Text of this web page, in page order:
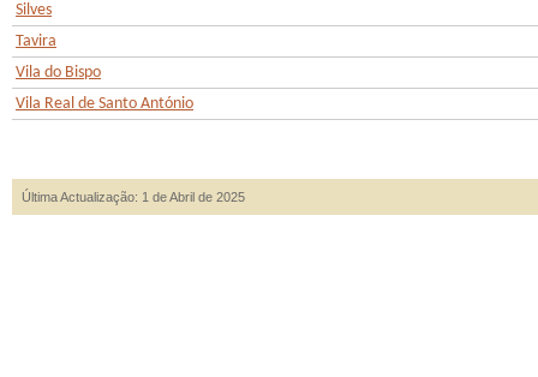
Silves
Tavira
Vila do Bispo
Vila Real de Santo António
Última Actualização: 1 de Abril de 2025